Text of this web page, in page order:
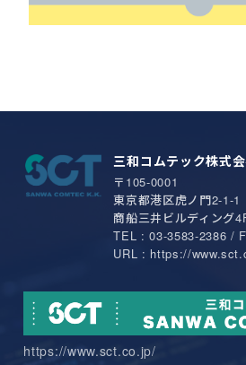
三和コムテック株式
〒105-0001
東京都港区虎ノ門2-1-1
商船三井ビルディング
TEL : 03-3583-2386 /
URL : https://
https://www.sct.co.jp/